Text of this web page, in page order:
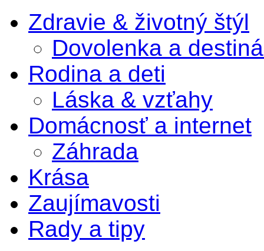
Zdravie & životný štýl
Dovolenka a
Rodina a deti
Láska & vzťahy
Domácnosť a internet
Záhrada
Krása
Zaujímavosti
Rady a tipy